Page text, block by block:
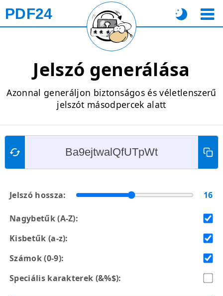
PDF24
Jelszó generálása
Azonnal generáljon biztonságos és véletlenszerű
jelszót másodpercek alatt
Jelszó hossza: 16
Nagybetűk (A-Z):
Kisbetűk (a-z):
Számok (0-9):
Speciális karakterek (&%$):